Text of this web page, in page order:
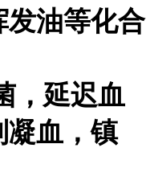
发油等化合
，延迟血
凝血，镇